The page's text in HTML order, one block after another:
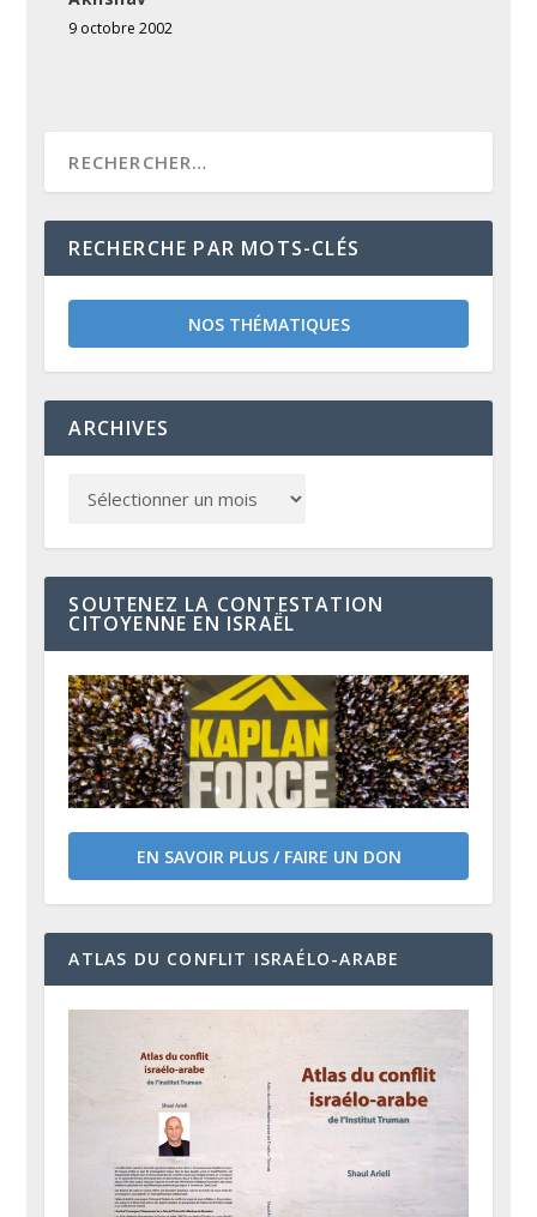
9 octobre 2002
RECHERCHE PAR MOTS-CLÉS
NOS THÉMATIQUES
ARCHIVES
SOUTENEZ LA CONTESTATION
CITOYENNE EN ISRAËL
EN SAVOIR PLUS / FAIRE UN DON
ATLAS DU CONFLIT ISRAÉLO-ARABE